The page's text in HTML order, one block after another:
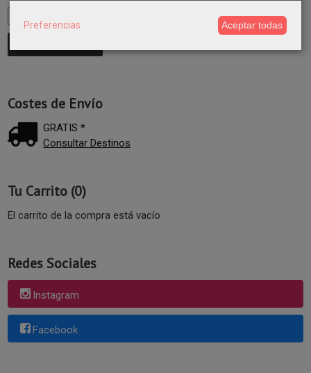
Costes de Envío
GRATIS *
Consultar Destinos
Tu Carrito (0)
El carrito de la compra está vacío
Redes Sociales
Instagram
Facebook
Preferencias Aceptar todas